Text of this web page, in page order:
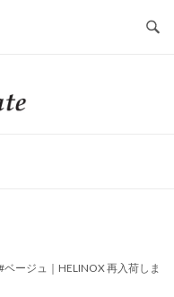
ージュ｜HELINOX 再入荷しま